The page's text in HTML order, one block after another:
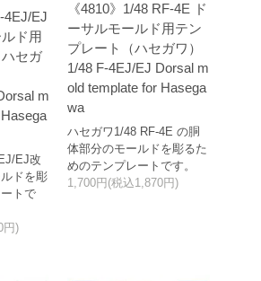
4EJ/EJ
ド用
セガ
m
EJ改
ドを彫
トで
円)
《4810》1/48 RF-4E ド
ーサルモールド用テン
プレート（ハセガワ）
1/48 F-4EJ/EJ Dorsal m
old template for Hasega
wa
ハセガワ1/48 RF-4E の胴
体部分のモールドを彫るた
めのテンプレートです。
1,700円(税込1,870円)